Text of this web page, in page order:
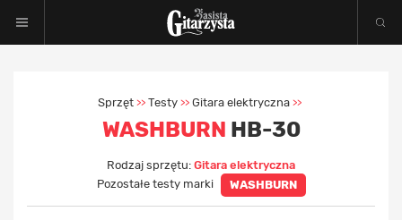
Sprzęt >> Testy >> Gitara elektryczna >>
WASHBURN HB-30
Rodzaj sprzętu: Gitara elektryczna
Pozostałe testy marki
WASHBURN